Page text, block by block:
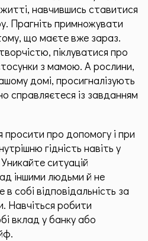
навчившись ставитися
Прагніть примножувати
що маєте вже зараз.
піклуватися про
з мамою. А рослини,
домі, просигналізують
справляєтеся із завданням
просити про допомогу і при
гідність навіть у
ситуацій
іншими людьми й не
собі відповідальність за
Навчіться робити
вклад у банку або